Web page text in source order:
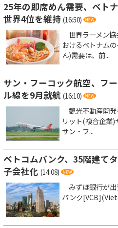
25年の即席めん需要、ベト
世界4位を維持 (16:50)
世界ラーメン
おけるベトナム
ん)需要は、前...
サン・フーコック航空、フ
ル線を9月就航 (16:10)
観光不動産開
リット(複合企業
サン・フ...
ベトコムバンク、35階建て
子会社化 (14:08)
みずほ銀行が
バンク